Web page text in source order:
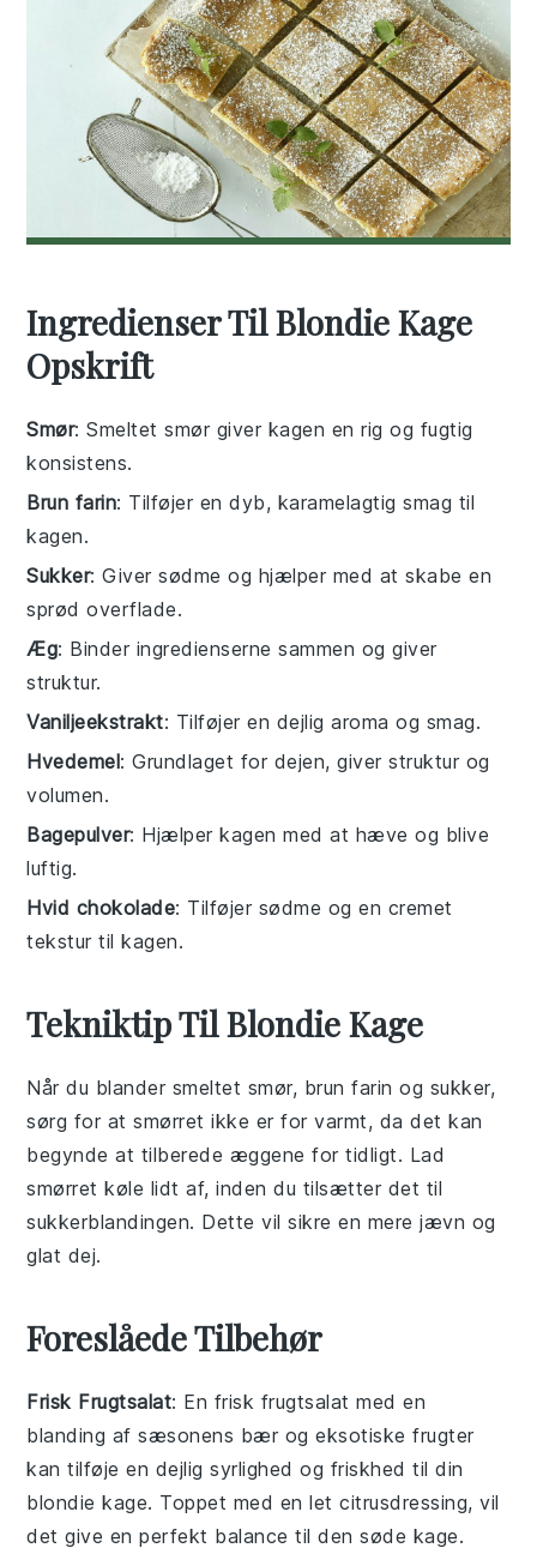
Ingredienser Til Blondie Kage
Opskrift
Smør: Smeltet smør giver kagen en rig og fugtig
konsistens.
Brun farin: Tilføjer en dyb, karamelagtig smag til
kagen.
Sukker: Giver sødme og hjælper med at skabe en
sprød overflade.
Æg: Binder ingredienserne sammen og giver
struktur.
Vaniljeekstrakt: Tilføjer en dejlig aroma og smag.
Hvedemel: Grundlaget for dejen, giver struktur og
volumen.
Bagepulver: Hjælper kagen med at hæve og blive
luftig.
Hvid chokolade: Tilføjer sødme og en cremet
tekstur til kagen.
Tekniktip Til Blondie Kage
Når du blander smeltet smør, brun farin og sukker,
sørg for at smørret ikke er for varmt, da det kan
begynde at tilberede æggene for tidligt. Lad
smørret køle lidt af, inden du tilsætter det til
sukkerblandingen. Dette vil sikre en mere jævn og
glat dej.
Foreslåede Tilbehør
Frisk Frugtsalat: En frisk frugtsalat med en
blanding afsæsonens bær ogeksotiske frugter
kan tilføje en dejlig syrlighed og friskhed til din
blondie kage. Toppet med en letcitrusdressing, vil
det give en perfekt balance til den søde kage.